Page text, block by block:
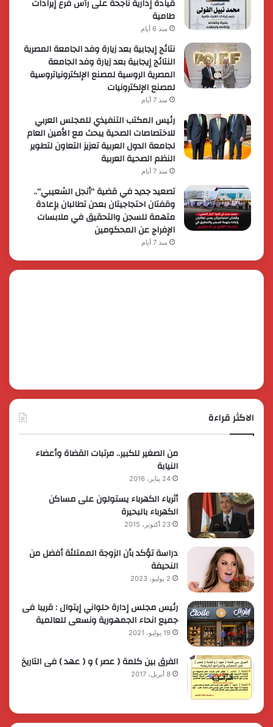
قيادة إدارية ناجحة على رأس فرع إيرادات
طامية
منذ 6 أيام
نتائج إيجابية بعد زيارة وفد الجامعة المصرية
النتائج إيجابية بعد زيارة وفد الجامعة
المصرية الروسية لمصنع الإلكترونياتروسية
لمصنع الإلكترونيات
منذ 7 أيام
رئيس المكتب التنفيذي للمجلس العربي
للاختصاصات الصحية يبحث مع الأمين العام
لجامعة الدول العربية تعزيز التعاون لتطوير
النظم الصحية العربية
منذ 7 أيام
تصعيد جديد في قضية “أنجل الشعيبي”..
وقفتان احتجاجيتان بعدن تطالبان بإعادة
متهمة للسجن والتحقيق في ملابسات
الإفراج عن المحكومين
منذ 7 أيام
الاكثر قراءة
من الصغير للكبير.. مرتبات القضاة وأعضاء
النيابة
24 يناير، 2016
أثرياء الكهرباء يستولون على مساكن
الكهرباء بالبحيرة
23 أكتوبر، 2015
دراسة تؤكد بأن الزوجة الممتلئة أفضل من
النحيفة
2 يوليو، 2023
رئيس مجلس إدارة حلواني إيتوال : قريبا فى
جميع انحاء الجمهورية ونسعى للعالمية
19 يوليو، 2021
الفرق بين كلمة ( عصر ) و ( عهد ) فى التاريخ
8 أبريل، 2017